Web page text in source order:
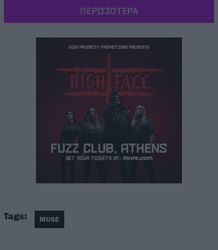
Καλό θα είναι πάντως όσοι ενδιαφέρεστε να
ΠΕΡΙΣΣΟΤΕΡΑ
Tags: MUSE